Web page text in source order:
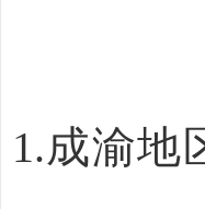
1.成渝地